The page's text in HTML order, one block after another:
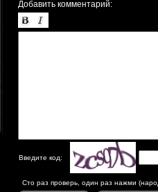
Добавить комментарий:
Введите код:
Сто раз проверь, один раз нажми